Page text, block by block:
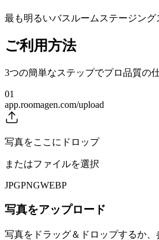
最も明るいバスルームステージン
ご利用方法
3つの簡単なステップでプロ品質の
01
app.roomagen.com/upload
写真をここにドロップ
またはファイルを選択
JPGPNGWEBP
写真をアップロード
写真をドラッグ＆ドロップするか